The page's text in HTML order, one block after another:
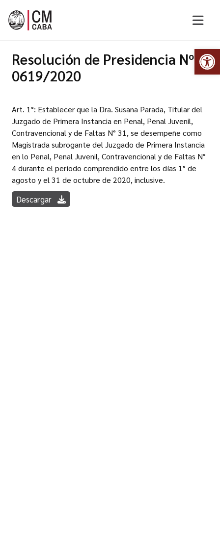
Resolución de Presidencia Nº
0619/2020
Art. 1°: Establecer que la Dra. Susana Parada, Titular del
Juzgado de Primera Instancia en Penal, Penal Juvenil,
Contravencional y de Faltas N° 31, se desempeñe como
Magistrada subrogante del Juzgado de Primera Instancia
en lo Penal, Penal Juvenil, Contravencional y de Faltas N°
4 durante el período comprendido entre los días 1° de
agosto y el 31 de octubre de 2020, inclusive.
Descargar